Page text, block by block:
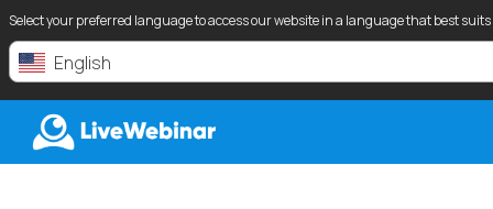
Select your preferred language to access our website in a language that best
English